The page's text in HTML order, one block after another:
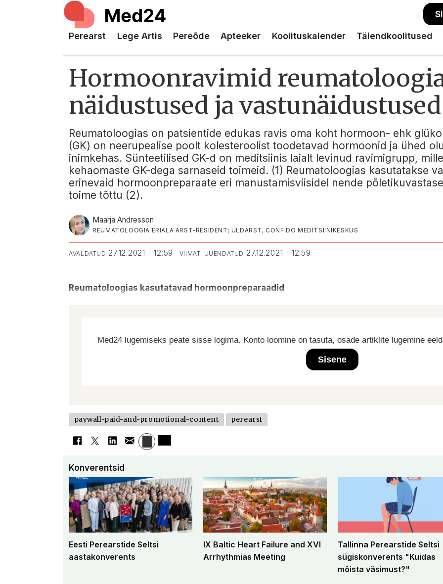
Perearst Lege Artis Pereõde Apteeker Koolituskalender Täiendkoolitused
Hormoonravimid
näidustused ja vastunäidustused
Reumatoloogias on patsientide edukas ravis oma koht hormoon- ehk
(GK) on neerupealise poolt kolesteroolist toodetavad hormoonid ja ühed
inimkehas. Sünteetilised GK-d on meditsiinis laialt levinud ravimigrupp,
kehaomaste GK-dega sarnaseid toimeid. (1) Reumatoloogias kasutatakse
erinevaid hormoonpreparaate eri manustamisviisidel nende
toime tõttu (2).
Maarja Andresson
REUMATOLOOGIA ERIALA ARST-RESIDENT; ÜLDARST, CONFIDO MEDITSIINIKESKUS
AVALDATUD 27.12.2021 - 12:59 VIIMATI UUENDATUD 27.12.2021 - 12:59
Reumatoloogias kasutatavad hormoonpreparaadid
Med24 lugemiseks peate sisse logima. Konto loomine on tasuta, osade artiklite lugemine
Sisene
paywall-paid-and-promotional-content perearst
Konverentsid
Eesti Perearstide Seltsi
aastakonverents
IX Baltic Heart Failure and XVI
Arrhythmias Meeting
Tallinna Perearstide Seltsi
sügiskonverents "Kuidas
mõista väsimust?"